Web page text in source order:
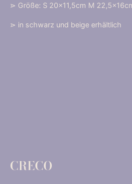
⋗ Größe: S 20x11,5cm M
⋗ in schwarz und beige erhältlich
CRECO